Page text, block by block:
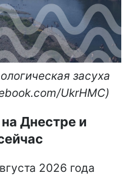
засуха
UkrHMC)
Днестре и
2026 года